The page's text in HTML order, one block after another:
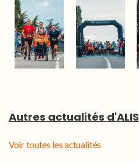
Autres actualités d'ALIS
Voir toutes les actualités